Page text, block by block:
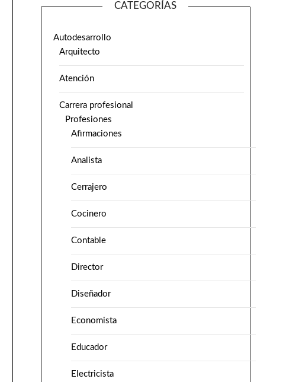
CATEGORÍAS
Autodesarrollo
Arquitecto
Atención
Carrera profesional
Profesiones
Afirmaciones
Analista
Cerrajero
Cocinero
Contable
Director
Diseñador
Economista
Educador
Electricista